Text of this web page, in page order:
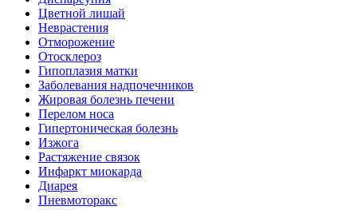
Цветной лишай
Неврастения
Отморожение
Отосклероз
Гипоплазия матки
Заболевания надпочечников
Жировая болезнь печени
Перелом носа
Гипертоническая болезнь
Изжога
Растяжение связок
Инфаркт миокарда
Диарея
Пневмоторакс